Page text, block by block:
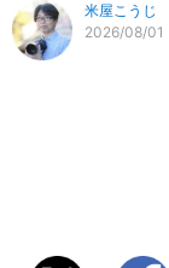
米屋こうじ
2026/08/01